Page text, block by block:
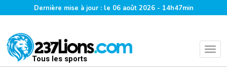
Dernière mise à jour : le 06 août 2026 - 14h47min
Tous les sports